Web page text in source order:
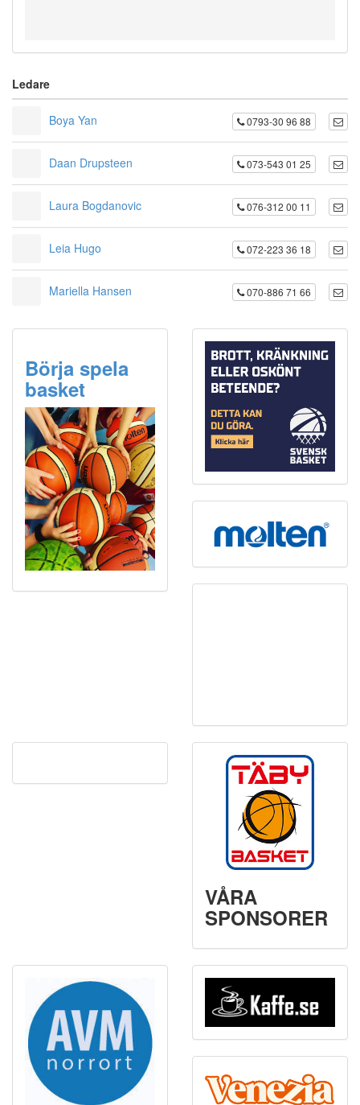
Ledare
Boya Yan 0793-30 96 88
Daan Drupsteen 073-543 01 25
Laura Bogdanovic 076-312 00 11
Leia Hugo 072-223 36 18
Mariella Hansen 070-886 71 66
Börja spela
basket
VÅRA
SPONSORER